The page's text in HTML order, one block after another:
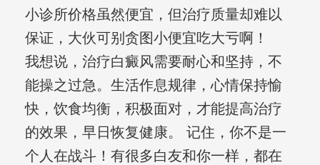
小诊所价格虽然便宜，但治疗质量却难以
保证，大伙可别贪图小便宜吃大亏啊！
我想说，治疗白癜风需要耐心和坚持，不
能操之过急。生活作息规律，心情保持愉
快，饮食均衡，积极面对，才能提高治疗
的效果，早日恢复健康。 记住，你不是一
个人在战斗！有很多白友和你一样，都在